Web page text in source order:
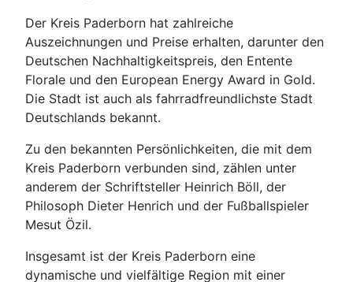
Der Kreis Paderborn hat zahlreiche
Auszeichnungen und Preise erhalten, darunter den
Deutschen Nachhaltigkeitspreis, den Entente
Florale und den European Energy Award in Gold.
Die Stadt ist auch als fahrradfreundlichste Stadt
Deutschlands bekannt.
Zu den bekannten Persönlichkeiten, die mit dem
Kreis Paderborn verbunden sind, zählen unter
anderem der Schriftsteller Heinrich Böll, der
Philosoph Dieter Henrich und der Fußballspieler
Mesut Özil.
Insgesamt ist der Kreis Paderborn eine
dynamische und vielfältige Region mit einer